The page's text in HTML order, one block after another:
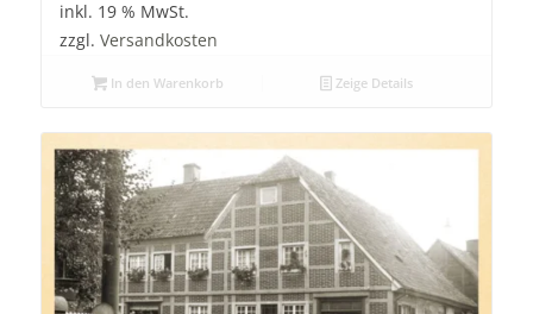
inkl. 19 % MwSt.
zzgl. Versandkosten
In den Warenkorb Zeige Details